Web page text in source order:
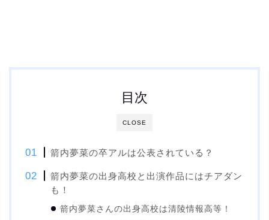
CLOSE
目次
箭内夢菜の卒アルは公表されている？
箭内夢菜の出身高校と出演作品にはチアダン
も！
箭内夢菜さんの出身高校は清陵情報高等！